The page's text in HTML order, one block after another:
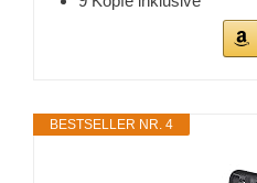
BESTSELLER NR. 4